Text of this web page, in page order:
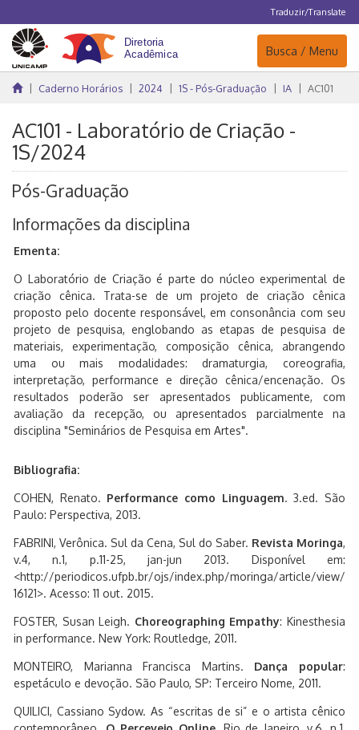
Traduzir/Translate
Navegação
Busca / Menu
Caderno Horários 2024 1S - Pós-Graduação IA AC101
AC101 - Laboratório de Criação -
1S/2024
Pós-Graduação
Informações da disciplina
Ementa:
O Laboratório de Criação é parte do núcleo experimental de
criação cênica. Trata-se de um projeto de criação cênica
proposto pelo docente responsável, em consonância com seu
projeto de pesquisa, englobando as etapas de pesquisa de
materiais, experimentação, composição cênica, abrangendo
uma ou mais modalidades: dramaturgia, coreografia,
interpretação, performance e direção cênica/encenação. Os
resultados poderão ser apresentados publicamente, com
avaliação da recepção, ou apresentados parcialmente na
disciplina "Seminários de Pesquisa em Artes".
Bibliografia:
COHEN, Renato. Performance como Linguagem. 3.ed. São
Paulo: Perspectiva, 2013.
FABRINI, Verônica. Sul da Cena, Sul do Saber. Revista Moringa,
v.4, n.1, p.11-25, jan-jun 2013. Disponível em:
<http://periodicos.ufpb.br/ojs/index.php/moringa/article/view/
16121>. Acesso: 11 out. 2015.
FOSTER, Susan Leigh. Choreographing Empathy: Kinesthesia
in performance. New York: Routledge, 2011.
MONTEIRO, Marianna Francisca Martins. Dança popular:
espetáculo e devoção. São Paulo, SP: Terceiro Nome, 2011.
QUILICI, Cassiano Sydow. As “escritas de si” e o artista cênico